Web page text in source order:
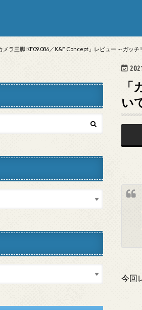
メラ三脚 KF09.086／K&F Concept」レビュー ～ガッチ
い
今回